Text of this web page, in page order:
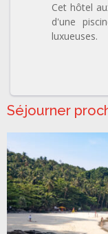
Cet hôtel
d'une
luxueuses.
Séjourner